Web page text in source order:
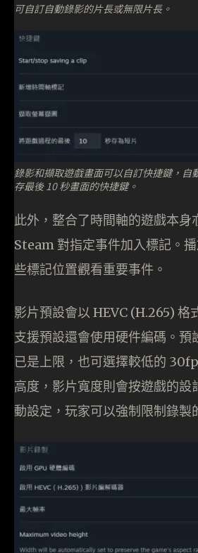
可自訂自動錄影的片長或無限片長。
錄影和擷取遊戲畫面可以自訂快捷鍵，自
存最後 10 秒畫面的快捷鍵。
此外，整合了時間軸的遊戲本身
Steam 對指定事件加入標記。
些標記位置觀看重要事件。
影片預設會以 HEVC (H.265) 格
支援預設還會使用硬件編碼。
已是上限，也可選擇較低的
高度，影片寬度則會按遊戲的設
動設定，玩家可以強制限制錄製